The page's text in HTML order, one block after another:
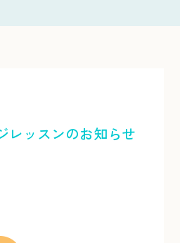
レッスンのお知らせ